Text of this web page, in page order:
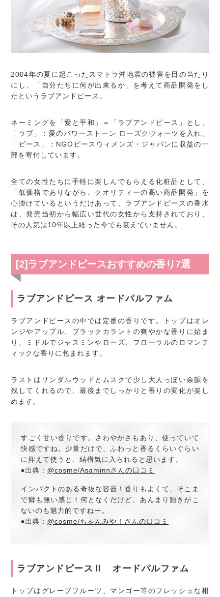
2004年の夏に起こったスマトラ沖地震の被害を目の当たり
にし、「自分たちに何が出来るか」を考えて商品開発をし
たというラブアンドピース。
ネーミングを「愛と平和」＝「ラブアンドピース」とし、
「ラブ」：愛のパワーストーン ローズクウォーツを入れ、
「ピース」：NGOピースウィメンズ・ジャパンに収益の一
部を寄付しています。
全ての女性たちに手軽に楽しんでもらえる化粧品として、
「低価格でありながら、クオリティーの高い商品開発」を
心掛けているというだけあって、ラブアンドピースの香水
は、発売当初から幅広い世代の女性から支持されており、
その人気は10年以上経った今でも衰えていません。
[2]ラブアンドピースおすすめの香り7選
ラブアンドピース オードパルファム
ラブアンドピースの中では定番の香りです。トップはオレ
ンジやアップル、ブラックカラントの爽やかな香りに始ま
り、ミドルでジャスミンやローズ、フローラルのロマンテ
ィックな香りに包まれます。
ラストはサンダルウッドとムスクで少し大人っぽい余韻を
残してくれるので、最後までしっかりと香りの変化が楽し
めます。
すごく甘い香りです。さわやかさもあり、使っていて
快感ですね。少量だけで、ふわっと香るくらいぐらい
に抑えて使うと、結構気に入られると思います。
●出典： @cosme/Asaminnさんの口コミ
インパクトのある奇抜な容器！香りもよくて、そこま
で癖も無い感じ！何となくだけど、あんまり飽きがこ
ないのも魅力的ですねー。
●出典： @cosme/ちゃんみや！さんの口コミ
ラブアンドピースⅡ オードパルファム
トップはグレープフルーツ、マンゴー等のフレッシュな柑